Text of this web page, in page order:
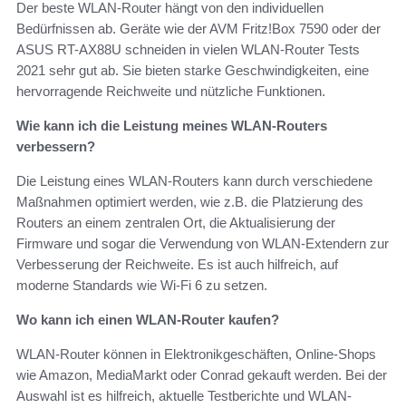
Der beste WLAN-Router hängt von den individuellen
Bedürfnissen ab. Geräte wie der AVM Fritz!Box 7590 oder der
ASUS RT-AX88U schneiden in vielen WLAN-Router Tests
2021 sehr gut ab. Sie bieten starke Geschwindigkeiten, eine
hervorragende Reichweite und nützliche Funktionen.
Wie kann ich die Leistung meines WLAN-Routers
verbessern?
Die Leistung eines WLAN-Routers kann durch verschiedene
Maßnahmen optimiert werden, wie z.B. die Platzierung des
Routers an einem zentralen Ort, die Aktualisierung der
Firmware und sogar die Verwendung von WLAN-Extendern zur
Verbesserung der Reichweite. Es ist auch hilfreich, auf
moderne Standards wie Wi-Fi 6 zu setzen.
Wo kann ich einen WLAN-Router kaufen?
WLAN-Router können in Elektronikgeschäften, Online-Shops
wie Amazon, MediaMarkt oder Conrad gekauft werden. Bei der
Auswahl ist es hilfreich, aktuelle Testberichte und WLAN-